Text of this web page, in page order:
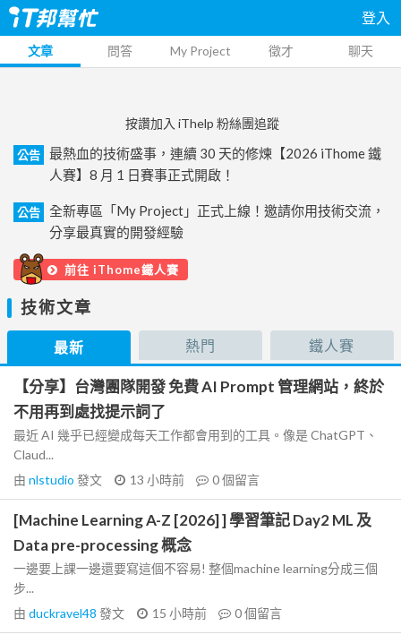
登入
文章 問答 My Project 徵才 聊天
按讚加入 iThelp 粉絲團追蹤
公告
最熱血的技術盛事，連續 30 天的修煉【2026 iThome 鐵
人賽】8 月 1 日賽事正式開啟！
公告
全新專區「My Project」正式上線！邀請你用技術交流，
分享最真實的開發經驗
前往 iThome鐵人賽
技術文章
最新 熱門 鐵人賽
【分享】台灣團隊開發 免費 AI Prompt 管理網站，終於
不用再到處找提示詞了
最近 AI 幾乎已經變成每天工作都會用到的工具。像是 ChatGPT、
Claud...
由 nlstudio 發文 13 小時前 0個留言
[Machine Learning A-Z [2026] ] 學習筆記 Day2 ML 及
Data pre-processing 概念
一邊要上課一邊還要寫這個不容易! 整個machine learning分成三個
步...
由 duckravel48 發文 15 小時前 0個留言